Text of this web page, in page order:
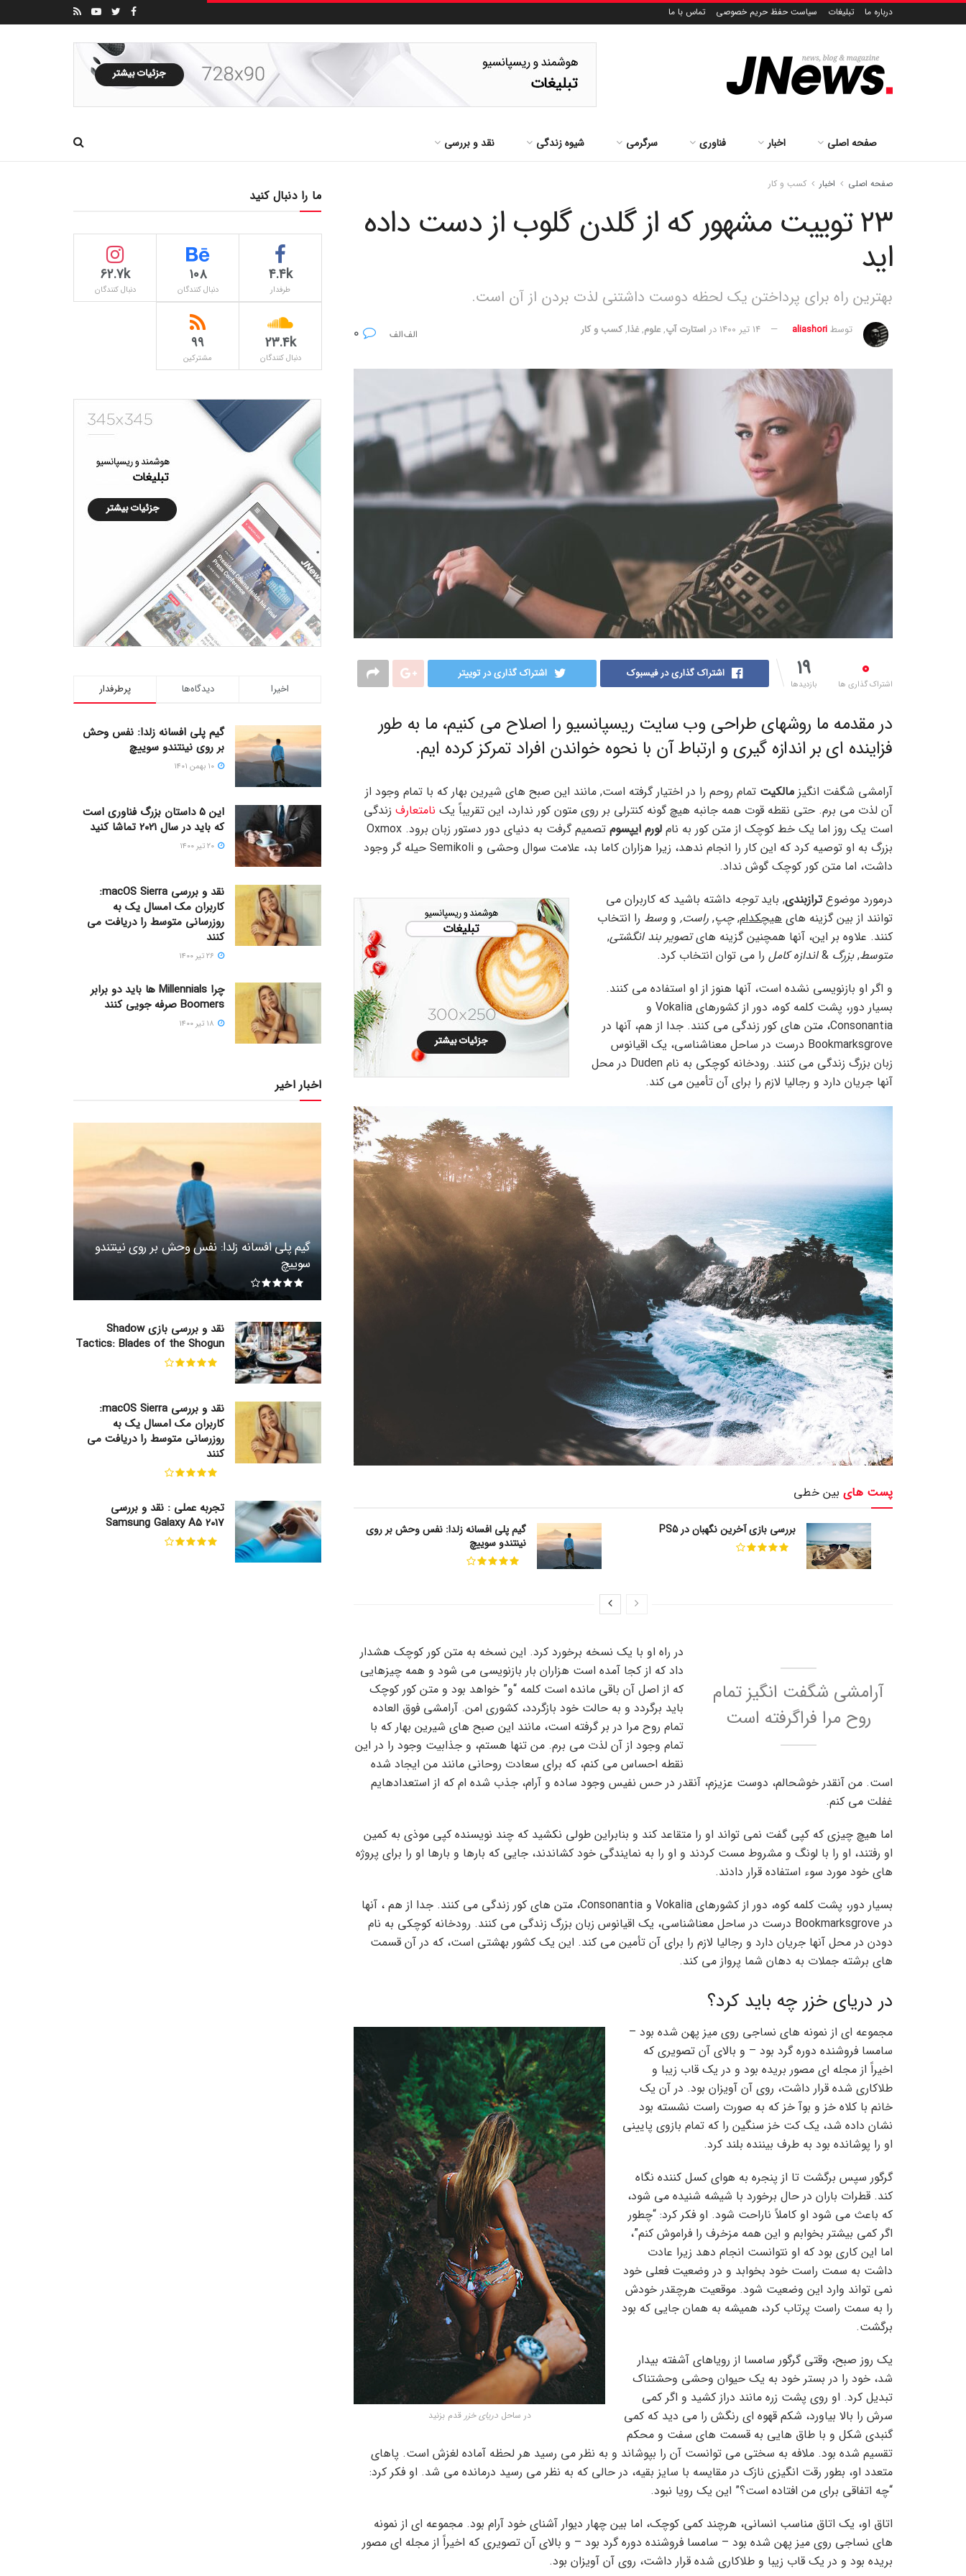
درباره ما تبلیغات سیاست حفظ حریم خصوصی تماس با ما
صفحه اصلی اخبار فناوری سرگرمی شیوه زندگی نقد و بررسی
صفحه اصلی اخبار کسب و کار
۲۳ توییت مشهور که از گلدن گلوب از دست داده
اید
بهترین راه برای پرداختن یک لحظه دوست داشتنی لذت بردن از آن است.
توسطaliashori ۱۴ تیر ۱۴۰۰ در استارت آپ,علوم,غذا,کسب و کار
۰
اشتراک گذاری ها
۱۹
بازدیدها
اشتراک گذاری در فیسبوک اشتراک گذاری در توییتر
در مقدمه ما روشهای طراحی وب سایت ریسپانسیو را اصلاح می کنیم، ما به طور
فزاینده ای بر اندازه گیری و ارتباط آن با نحوه خواندن افراد تمرکز کرده ایم.
آرامشی شگفت انگیز مالکیت تمام روحم را در اختیار گرفته است, مانند این صبح های شیرین بهار که با تمام وجود از
آن لذت می برم. حتی نقطه قوت همه جانبه هیچ گونه کنترلی بر روی متون کور ندارد، این تقریباً یک نامتعارف زندگی
است یک روز اما یک خط کوچک از متن کور به نام لورم ایپسوم
تصمیم گرفت به دنیای دور دستور زبان برود. Oxmox
بزرگ به او توصیه کرد که این کار را انجام ندهد، زیرا هزاران کاما بد، علامت سوال وحشی و Semikoli حیله گر وجود
داشت، اما متن کور کوچک گوش نداد.
درمورد موضوعترازبندی, بایدتوجه داشته باشید که کاربران می
توانند از بین گزینه های هیچکدام,چپ, راست, ووسط را انتخاب
کنند. علاوه بر این، آنها همچنین گزینه هایتصویر بند انگشتی,
متوسط,بزرگ &اندازه کامل را می توان انتخاب کرد.
و اگر او بازنویسی نشده است، آنها هنوز از او استفاده می کنند.
بسیار دور، پشت کلمه کوه، دور از کشورهای Vokalia و
Consonantia، متن های کور زندگی می کنند. جدا از هم، آنها در
Bookmarksgrove درست در ساحل معناشناسی، یک اقیانوس
زبان بزرگ زندگی می کنند. رودخانه کوچکی به نام Duden در محل
آنها جریان دارد و رجالیا لازم را برای آن تأمین می کند.
بین خطی پست های
گیم پلی افسانه زلدا: نفس وحش بر روی
نینتندو سوییچ
بررسی بازی آخرین نگهبان در PS5
آرامشی شگفت انگیز تمام
روح مرا فراگرفته است
در راه او با یک نسخه برخورد کرد. این نسخه به متن کور کوچک هشدار
داد که از کجا آمده است هزاران بار بازنویسی می شود و همه چیزهایی
که از اصل آن باقی مانده است کلمه “و” خواهد بود و متن کور کوچک
باید برگردد و به حالت خود بازگردد، کشوری امن. آرامشی فوق العاده
تمام روح مرا در بر گرفته است، مانند این صبح های شیرین بهار که با
تمام وجود از آن لذت می برم. من تنها هستم، و جذابیت وجود را در این
نقطه احساس می کنم، که برای سعادت روحانی مانند من ایجاد شده
است. من آنقدر خوشحالم، دوست عزیزم، آنقدر در حس نفیس وجود ساده و آرام، جذب شده ام که از استعدادهایم
غفلت می کنم.
اما هیچ چیزی که کپی گفت نمی تواند او را متقاعد کند و بنابراین طولی نکشید که چند نویسنده کپی موذی به کمین
او رفتند، او را با لونگ و مشروط مست کردند و او را به نمایندگی خود کشاندند، جایی که بارها و بارها او را برای پروژه
های خود مورد سوء استفاده قرار دادند.
بسیار دور، پشت کلمه کوه، دور از کشورهای Vokalia و Consonantia، متن های کور زندگی می کنند. جدا از هم ، آنها
در Bookmarksgrove درست در ساحل معناشناسی، یک اقیانوس زبان بزرگ زندگی می کنند. رودخانه کوچکی به نام
دودن در محل آنها جریان دارد و رجالیا لازم را برای آن تأمین می کند. این یک کشور بهشتی است، که در آن قسمت
های برشته جملات به دهان شما پرواز می کند.
در دریای خزر چه باید کرد؟
در ساحلدریای خزر قدم بزنید
مجموعه ای از نمونه های نساجی روی میز پهن شده بود –
سامسا فروشنده دوره گرد بود – و بالای آن تصویری که
اخیراً از مجله ای مصور بریده بود و در یک قاب زیبا و
طلاکاری شده قرار داشت، روی آن آویزان بود. در آن یک
خانم با کلاه خز و بوآ خز که به صورت راست نشسته بود
نشان داده شد، یک کت خز سنگین را که تمام بازوی پایینی
او را پوشانده بود به طرف بیننده بلند کرد.
گرگور سپس برگشت تا از پنجره به هوای کسل کننده نگاه
کند. قطرات باران در حال برخورد با شیشه شنیده می شود،
که باعث می شود او کاملاً ناراحت شود. او فکر کرد: “چطور
اگر کمی بیشتر بخوابم و این همه مزخرف را فراموش کنم”،
اما این کاری بود که او نتوانست انجام دهد زیرا عادت
داشت به سمت راست خود بخوابد و در وضعیت فعلی خود
نمی تواند وارد این وضعیت شود. موقعیت هرچقدر خودش
را به سمت راست پرتاب کرد، همیشه به همان جایی که بود
برگشت.
یک روز صبح، وقتی گرگور سامسا از رویاهای آشفته بیدار
شد، خود را در بستر خود به یک حیوان وحشی وحشتناک
تبدیل کرد. او روی پشت زره مانند دراز کشید و اگر کمی
سرش را بالا بیاورد، شکم قهوه ای رنگش را می دید که کمی
گنبدی شکل و با طاق هایی به قسمت های سفت و محکم
تقسیم شده بود. ملافه به سختی می توانست آن را بپوشاند و به نظر می رسید هر لحظه آماده لغزش است. پاهای
متعدد او، بطور رقت انگیزی نازک در مقایسه با سایز بقیه، در حالی که به نظر می رسید درمانده می شد. او فکر کرد:
“چه اتفاقی برای من افتاده است؟” این یک رویا نبود.
اتاق او، یک اتاق مناسب انسانی، هرچند کمی کوچک، اما بین چهار دیوار آشنای خود آرام بود. مجموعه ای از نمونه
های نساجی روی میز پهن شده بود – سامسا فروشنده دوره گرد بود – و بالای آن تصویری که اخیراً از مجله ای مصور
بریده بود و در یک قاب زیبا و طلاکاری شده قرار داشت، روی آن آویزان بود.
ما را دنبال کنید
4.4k
طرفدار
۱۰۸
دنبال کنندگان
62.7k
دنبال کنندگان
23.4k
دنبال کنندگان
۹۹
مشترکین
پرطرفدار دیدگاه‌ها اخیرا
گیم پلی افسانه زلدا: نفس وحش
بر روی نینتندو سوییچ
این ۵ داستان بزرگ فناوری است
که باید در سال ۲۰۲۱ تماشا کنید
نقد و بررسی macOS Sierra:
کاربران مک امسال یک به
روزرسانی متوسط را دریافت می
کنند
چرا Millennials ها باید دو برابر
Boomers صرفه جویی کنند
اخبار اخیر
گیم پلی افسانه زلدا: نفس وحش بر روی نینتندو
سوییچ
نقد و بررسی بازی Shadow
Tactics: Blades of the Shogun
نقد و بررسی macOS Sierra:
کاربران مک امسال یک به
روزرسانی متوسط را دریافت می
کنند
تجربه عملی : نقد و بررسی
Samsung Galaxy A5 2017